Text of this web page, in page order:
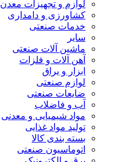
لوازم و تجهیزات معدن
کشاورزی و دامداری
خدمات صنعتی
سایر
ماشین آلات صنعتی
آهن آلات و فلزات
ابزار و یراق
لوازم صنعتی
ضایعات صنعتی
آب و فاضلاب
مواد شیمیایی و معدنی
تولید مواد غذایی
بسته بندی کالا
اتوماسیون صنعتی